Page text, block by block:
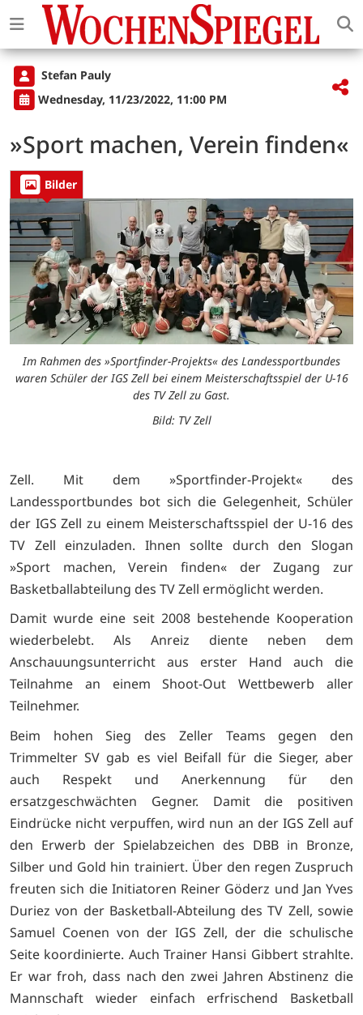
Stefan Pauly
Wednesday, 11/23/2022, 11:00 PM
»Sport machen, Verein finden«
Bilder
Im Rahmen des »Sportfinder-Projekts« des Landessportbundes
waren Schüler der IGS Zell bei einem Meisterschaftsspiel der U-16
des TV Zell zu Gast.
Bild: TV Zell
Zell. Mit dem »Sportfinder-Projekt« des
Landessportbundes bot sich die Gelegenheit, Schüler
der IGS Zell zu einem Meisterschaftsspiel der U-16 des
TV Zell einzuladen. Ihnen sollte durch den Slogan
»Sport machen, Verein finden« der Zugang zur
Basketballabteilung des TV Zell ermöglicht werden.
Damit wurde eine seit 2008 bestehende Kooperation
wiederbelebt. Als Anreiz diente neben dem
Anschauungsunterricht aus erster Hand auch die
Teilnahme an einem Shoot-Out Wettbewerb aller
Teilnehmer.
Beim hohen Sieg des Zeller Teams gegen den
Trimmelter SV gab es viel Beifall für die Sieger, aber
auch Respekt und Anerkennung für den
ersatzgeschwächten Gegner. Damit die positiven
Eindrücke nicht verpuffen, wird nun an der IGS Zell auf
den Erwerb der Spielabzeichen des DBB in Bronze,
Silber und Gold hin trainiert. Über den regen Zuspruch
freuten sich die Initiatoren Reiner Göderz und Jan Yves
Duriez von der Basketball-Abteilung des TV Zell, sowie
Samuel Coenen von der IGS Zell, der die schulische
Seite koordinierte. Auch Trainer Hansi Gibbert strahlte.
Er war froh, dass nach den zwei Jahren Abstinenz die
Mannschaft wieder einfach erfrischend Basketball